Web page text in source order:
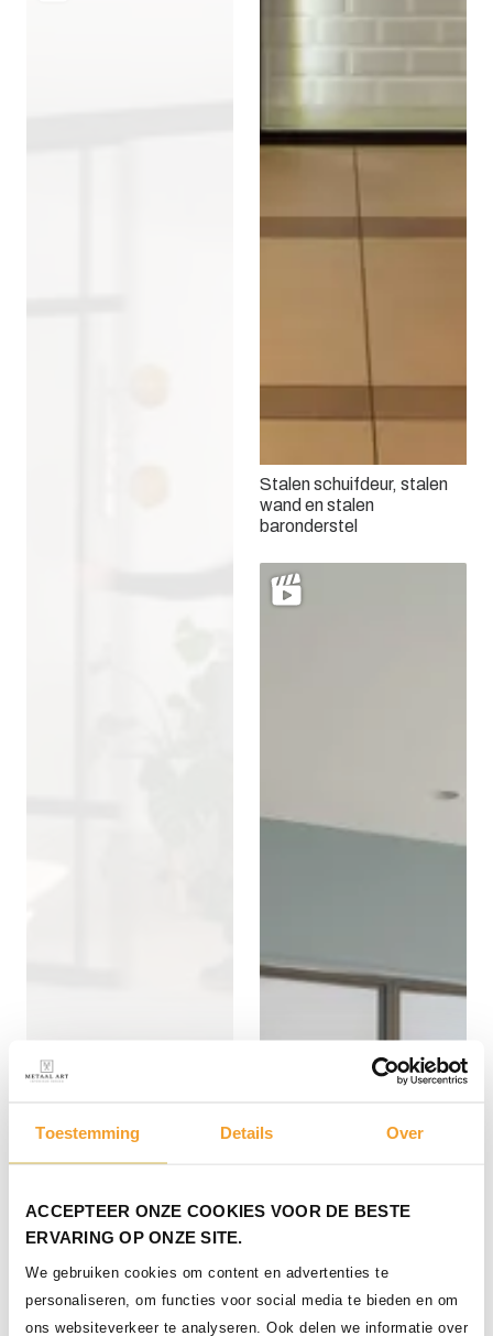
Toestemming Details Over
ACCEPTEER ONZE COOKIES VOOR DE BESTE
ERVARING OP ONZE SITE.
We gebruiken cookies om content en advertenties te
personaliseren, om functies voor social media te bieden en om
ons websiteverkeer te analyseren. Ook delen we informatie over
Stalen schuifdeuren en
Stalen schuifdeur, stalen
wand en stalen
baronderstel